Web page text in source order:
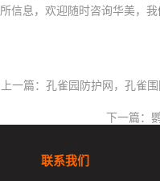
所信息，欢迎随时咨询华美，我
上一篇：孔雀园防护网，孔雀
下一篇：
联系我们